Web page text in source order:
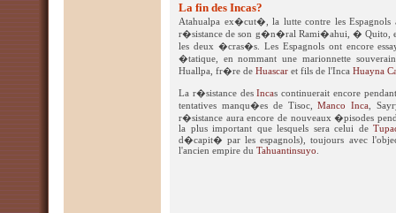
La fin des Incas?
Atahualpa ex�cut�, la lutte contre les Espagnols
r�sistance de son g�n�ral Rami�ahui, � Quito,
les deux �cras�s. Les Espagnols ont encore
�tatique, en nommant une marionnette
Huallpa, fr�re de Huascar et fils de l'Inca Huayna
La r�sistance desIncas continuerait encore
tentatives manqu�es de Tisoc,Manco Inca ,
r�sistance aura encore de nouveaux �pisodes
la plus important que lesquels sera celui de
d�capit� par les espagnols), toujours avec
l'ancien empire du Tahuantinsuyo